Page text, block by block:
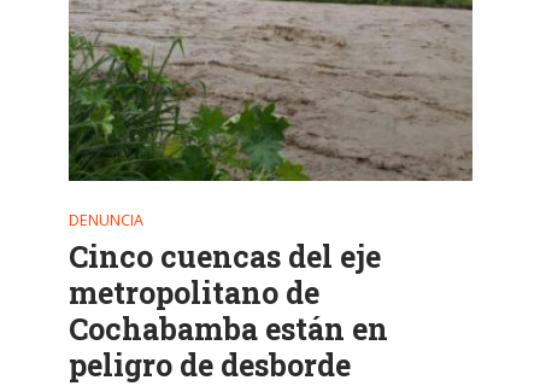
DENUNCIA
Cinco cuencas del eje
metropolitano de
Cochabamba están en
peligro de desborde